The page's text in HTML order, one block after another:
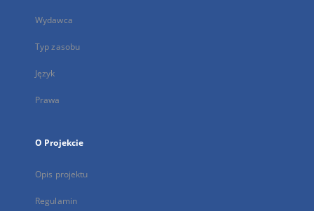
Wydawca
Typ zasobu
Język
Prawa
O Projekcie
Opis projektu
Regulamin